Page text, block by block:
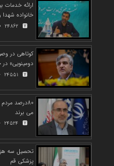
خانواده شهدا
کوتاهی در
دومینویی»
80درصد
می برند
تحصیل سه
پزشکی قم